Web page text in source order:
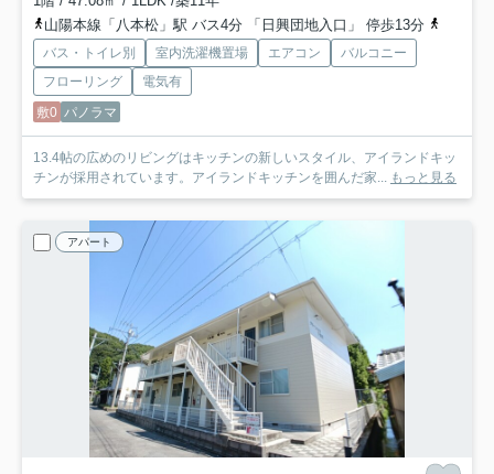
山陽本線「八本松」駅 バス4分 「日興団地入口」 停歩13分
バス・トイレ別 室内洗濯機置場 エアコン
バルコニー
フローリング
電気有
敷0 パノラマ
13.4帖の広めのリビングはキッチンの新しいスタイル、アイランドキッ
チンが採用されています。アイランドキッチンを囲んだ家...
もっと見る
アパート